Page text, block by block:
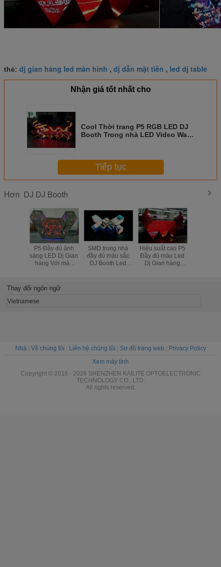
thẻ: dj gian hàng led màn hình , dj dẫn mặt tiền , led dj table
Nhận giá tốt nhất cho
Cool Thời trang P5 RGB LED DJ
Booth Trong nhà LED Video Wall
Tiếp tục
Hơn DJ DJ Booth
P5 Đầy đủ ánh
sáng LED Dj Gian
hàng Với màn
Bar Club
SMD trong nhà
đầy đủ màu sắc
DJ Booth Led
Hiệu suất cao P5
Đầy đủ màu Led
Dj Gian hàng
Thay đổi ngôn ngữ
Vietnamese
Nhà| Về chúng tôi Liên hệ chúng tôi Sơ đồ trang web
Privacy Policy
Xem máy tính
Copyright © 2016 - 2026 SHENZHEN KAILITE OPTOELECTRONIC
TECHNOLOGY CO., LTD.
All rights reserved.